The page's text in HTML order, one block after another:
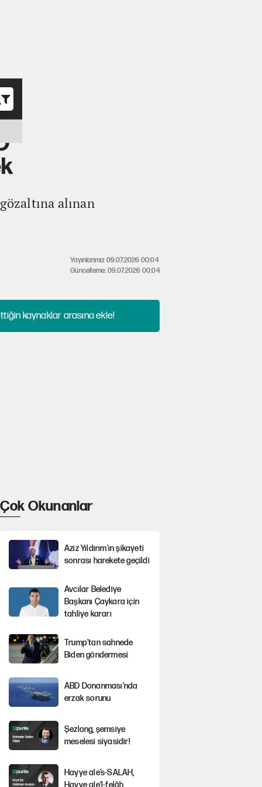
alınan
Yayınlanma: 09.07.2026 00:04
Güncelleme: 09.07.2026 00:04
kaynaklar arasına ekle!
Çok Okunanlar
Aziz Yıldırım’ın şikayeti
sonrası harekete geçildi
Avcılar Belediye
Başkanı Çaykara için
tahliye kararı
Trump’tan sahnede
Biden göndermesi
ABD Donanması’nda
erzak sorunu
Şezlong, şemsiye
meselesi siyasidir!
Hayye ale’s-SALAH,
Hayye ale’l-felâh